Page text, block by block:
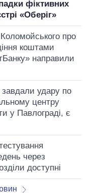
фіктивних
«Оберіг»
про
коштами
направили
завдали удару по
центру
у Павлограді, є
через
доступні